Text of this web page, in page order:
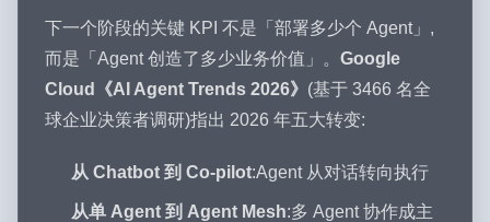
下一个阶段的关键 KPI 不是「部署多少个 Agent」,
而是「Agent 创造了多少业务价值」。 Google
Cloud《AI Agent Trends 2026》 (基于 3466 名全
球企业决策者调研)指出 2026 年五大转变:
从 Chatbot 到 Co-pilot:Agent 从对话转向执行
从单 Agent 到 Agent Mesh:多 Agent 协作成主